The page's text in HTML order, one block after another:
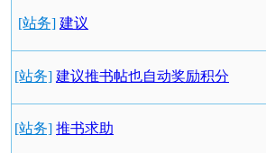
[站务] 建议
[站务] 建议推书帖也自动奖励积分
[站务] 推书求助